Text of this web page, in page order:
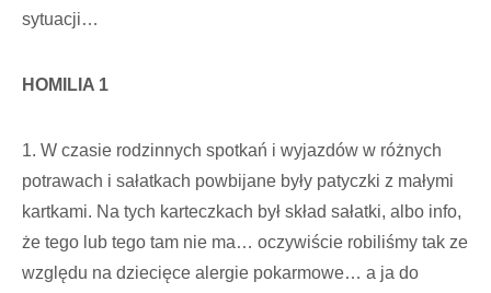
sytuacji…
HOMILIA 1
1. W czasie rodzinnych spotkań i wyjazdów w różnych
potrawach i sałatkach powbijane były patyczki z małymi
kartkami. Na tych karteczkach był skład sałatki, albo info,
że tego lub tego tam nie ma… oczywiście robiliśmy tak ze
względu na dziecięce alergie pokarmowe… a ja do